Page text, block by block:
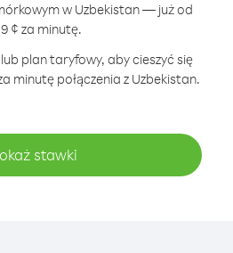
w Uzbekistan — już od
¢ za minutę.
plan taryfowy, aby cieszyć się
minutę połączenia z Uzbekistan.
stawki